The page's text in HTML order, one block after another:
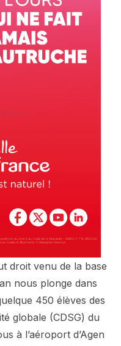
droit venu de la base
nous plonge dans
450 élèves des
globale (CDSG) du
à l’aéroport d’Agen